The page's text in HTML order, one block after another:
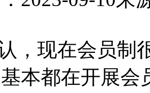
，现在会员制
本都在开展